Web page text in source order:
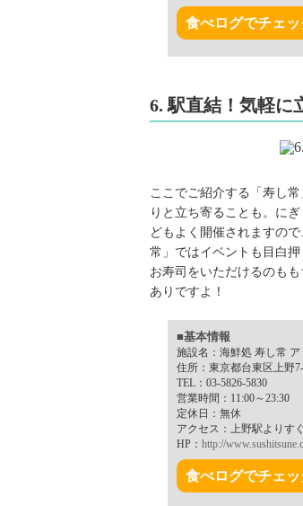
食べログでチェッ
6. 駅直結！気軽に
ここでご紹介する「寿し
りと立ち寄ることも。に
どもよく開催されますの
常」ではイベントも目白
お寿司をいただけるのも
ありですよ！
■基本情報
施設名：海鮮処 寿し常
住所：東京都台東区上野
TEL：03-5826-5830
営業時間：11:00～23:30
定休日：無休
アクセス：上野駅よりす
HP： http://
食べログでチェッ